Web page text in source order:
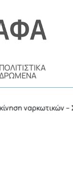
ΠΟΛΙΤΙΣΤΙΚΆ
–